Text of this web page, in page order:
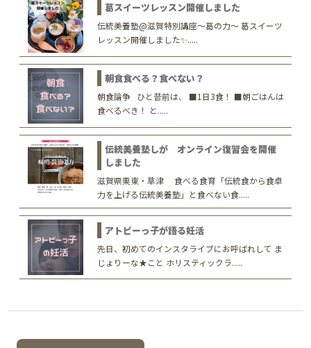
葛スイーツレッスン開催しました
伝統美養塾@滋賀特別講座〜葛の力〜 葛スイーツ
レッスン開催しました✨.....
朝食食べる？食べない？
朝食論争 ひと昔前は、 ■1日3食！ ■朝ごはんは
食べるべき！ と.....
伝統美養塾しが オンライン復習会を開催
しました
滋賀県栗東・草津 食べる食育「伝統食から食卓
力を上げる伝統美養塾」と食べない食.....
アトピーっ子が語る妊活
先日、初めてのインスタライブにお呼ばれして ま
じょりーな★こと ホリスティックラ.....